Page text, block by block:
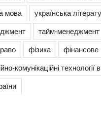
мова
українська
тайм-менеджмент
фізика
фінансове
комунікаційні технології